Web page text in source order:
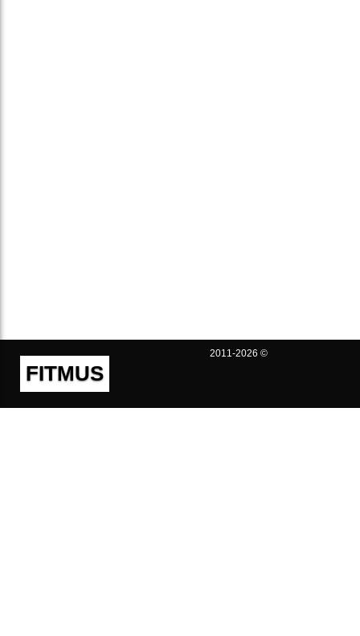
FITMUS
2011-2026 ©